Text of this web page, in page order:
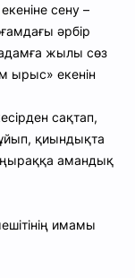
сену –
әрбір
жылы сөз
ырыс» екенін
сақтап,
қиындықта
амандық
имамы